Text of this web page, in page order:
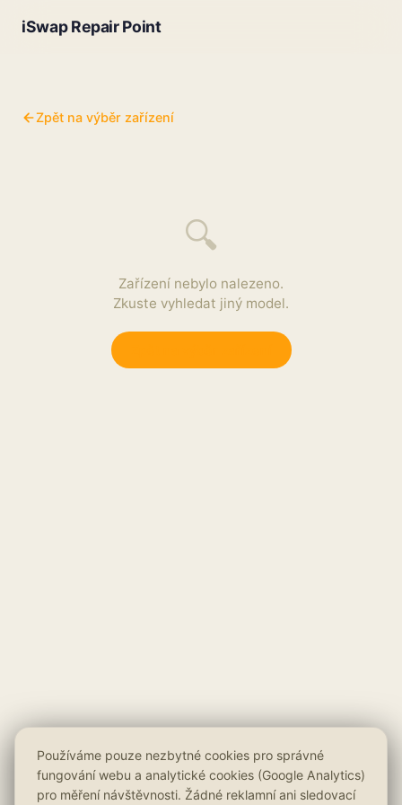
iSwap Repair Point
Zpět na výběr zařízení
🔍
Zařízení nebylo nalezeno.
Zkuste vyhledat jiný model.
Používáme pouze nezbytné cookies pro správné
fungování webu a analytické cookies (Google Analytics)
pro měření návštěvnosti. Žádné reklamní ani sledovací